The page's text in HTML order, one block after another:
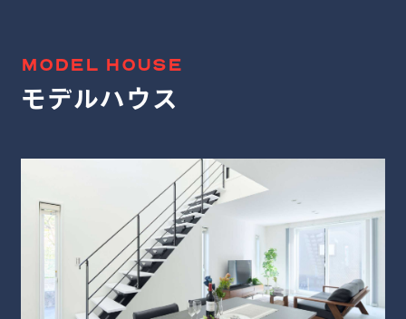
MODEL HOUSE
モデルハウス